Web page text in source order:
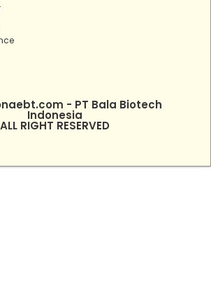
- PT Bala Biotech
Indonesia
ALL RIGHT RESERVED